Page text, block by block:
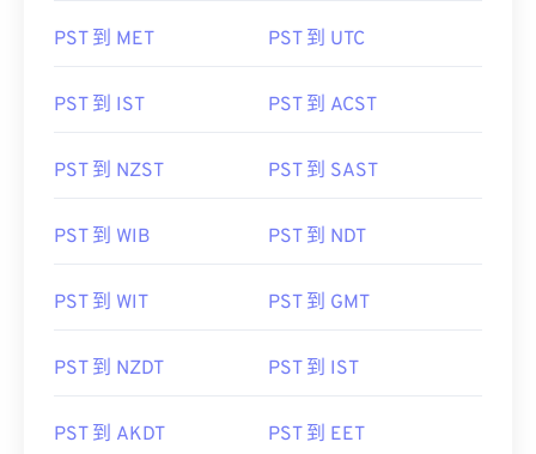
PST 到 MET PST 到 UTC
PST 到 IST PST 到 ACST
PST 到 NZST PST 到 SAST
PST 到 WIB PST 到 NDT
PST 到 WIT PST 到 GMT
PST 到 NZDT PST 到 IST
PST 到 AKDT PST 到 EET